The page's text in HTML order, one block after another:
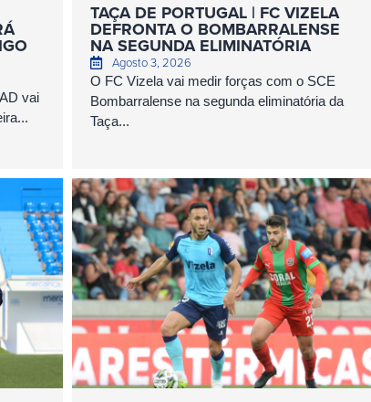
vai
TAÇA DE PORTUGAL | FC VIZELA
DEFRONTA O BOMBARRALENSE
NA SEGUNDA ELIMINATÓRIA
Agosto 3, 2026
O FC Vizela vai medir forças com o SCE
Bombarralense na segunda eliminatória da
Taça...